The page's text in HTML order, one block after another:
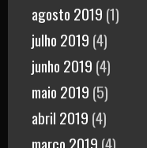
agosto 2019 (1)
julho 2019 (4)
junho 2019 (4)
maio 2019 (5)
abril 2019 (4)
março 2019 (4)